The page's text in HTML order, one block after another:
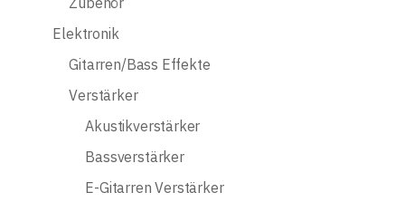
Elektronik
Gitarren/Bass Effekte
Verstärker
Akustikverstärker
Bassverstärker
E-Gitarren Verstärker